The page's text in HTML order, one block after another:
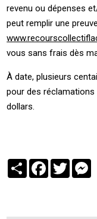
revenu ou dépenses
peut remplir une
vous sans frais dès
À date, plusieurs
pour des réclamations
dollars.
PartagerFacebook
Twitter